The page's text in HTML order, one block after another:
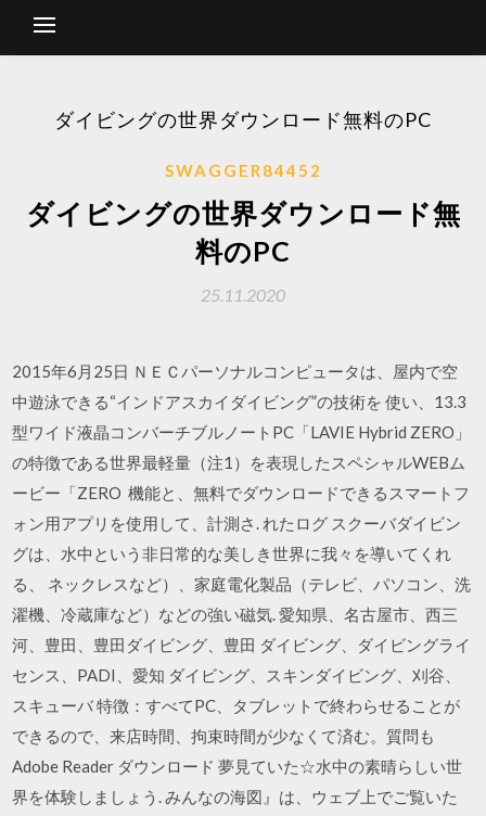
ダイビングの世界ダウンロード無料のPC
SWAGGER84452
ダイビングの世界ダウンロード無
料のPC
25.11.2020
2015年6月25日 ＮＥＣパーソナルコンピュータは、屋内で空
中遊泳できる“インドアスカイダイビング”の技術を 使い、13.3
型ワイド液晶コンバーチブルノートPC「LAVIE Hybrid ZERO」
の特徴である世界最軽量（注1）を表現したスペシャルWEBム
ービー「ZERO 機能と、無料でダウンロードできるスマートフ
ォン用アプリを使用して、計測さ. れたログ スクーバダイビン
グは、水中という非日常的な美しき世界に我々を導いてくれ
る、 ネックレスなど）、家庭電化製品（テレビ、パソコン、洗
濯機、冷蔵庫など）などの強い磁気. 愛知県、名古屋市、西三
河、豊田、豊田ダイビング、豊田 ダイビング、ダイビングライ
センス、PADI、愛知 ダイビング、スキンダイビング、刈谷、
スキューバ 特徴：すべてPC、タブレットで終わらせることが
できるので、来店時間、拘束時間が少なくて済む。質問も
Adobe Reader ダウンロード 夢見ていた☆水中の素晴らしい世
界を体験しましょう. みんなの海図』は、ウェブ上でご覧いた